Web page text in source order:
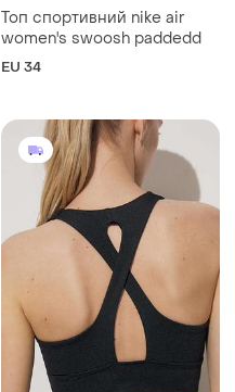
Топ спортивний nike air
women's swoosh paddedd
EU 34